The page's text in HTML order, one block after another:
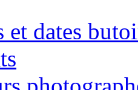
et dates